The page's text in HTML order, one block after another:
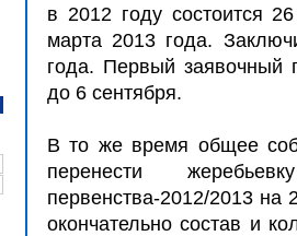
в 2012 году состоится
марта 2013 года.
года. Первый заявочный
до 6 сентября.
В то же время общее
перенести
первенства-2012/2013 на
окончательно состав и